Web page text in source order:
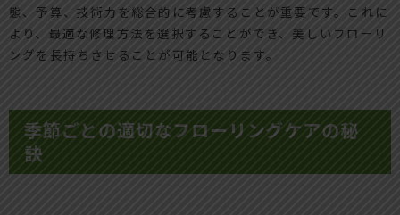
態、予算、技術力を総合的に考慮することが重要です。これに
より、最適な修理方法を選択することができ、美しいフローリ
ングを長持ちさせることが可能となります。
季節ごとの適切なフローリングケアの秘
訣